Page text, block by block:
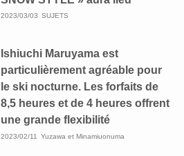
2023/03/03 SUJETS
Ishiuchi Maruyama est
particulièrement agréable pour
le ski nocturne. Les forfaits de
8,5 heures et de 4 heures offrent
une grande flexibilité
2023/02/11 Yuzawa et Minamiuonuma